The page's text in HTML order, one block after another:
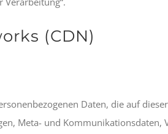
(CDN)
Daten, die auf
Meta- und Kommunikationsdaten,